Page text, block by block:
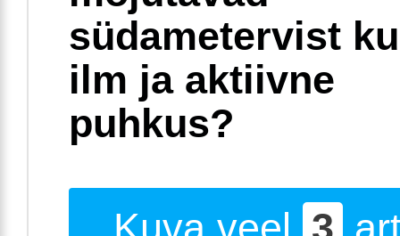
südametervist
ilm ja aktiivne
puhkus?